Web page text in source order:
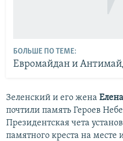
БОЛЬШЕ ПО ТЕМЕ:
Евромайдан и
Зеленский и его жена Елена
почтили память Героев
Президентская чета
памятного креста на месте